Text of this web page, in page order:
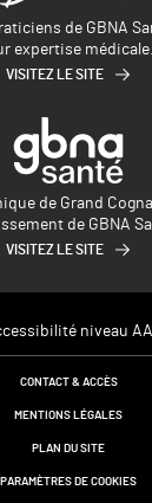
de GBNA
expertise médicale.
VISITEZ LE SITE
de Grand
de GBNA
VISITEZ LE SITE
niveau AA
CONTACT & ACCÈS
MENTIONS LÉGALES
PLAN DU SITE
PARAMÈTRES DE COOKIES